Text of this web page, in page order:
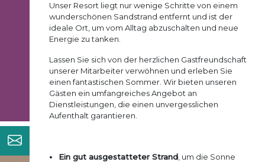
Unser Resort liegt nur wenige Schritte von einem
wunderschönen Sandstrand entfernt und ist der
ideale Ort, um vom Alltag abzuschalten und neue
Energie zu tanken.
Lassen Sie sich von der herzlichen Gastfreundschaft
unserer Mitarbeiter verwöhnen und erleben Sie
einen fantastischen Sommer. Wir bieten unseren
Gästen ein umfangreiches Angebot an
Dienstleistungen, die einen unvergesslichen
Aufenthalt garantieren.
Ein gut ausgestatteter Strand, um die Sonne